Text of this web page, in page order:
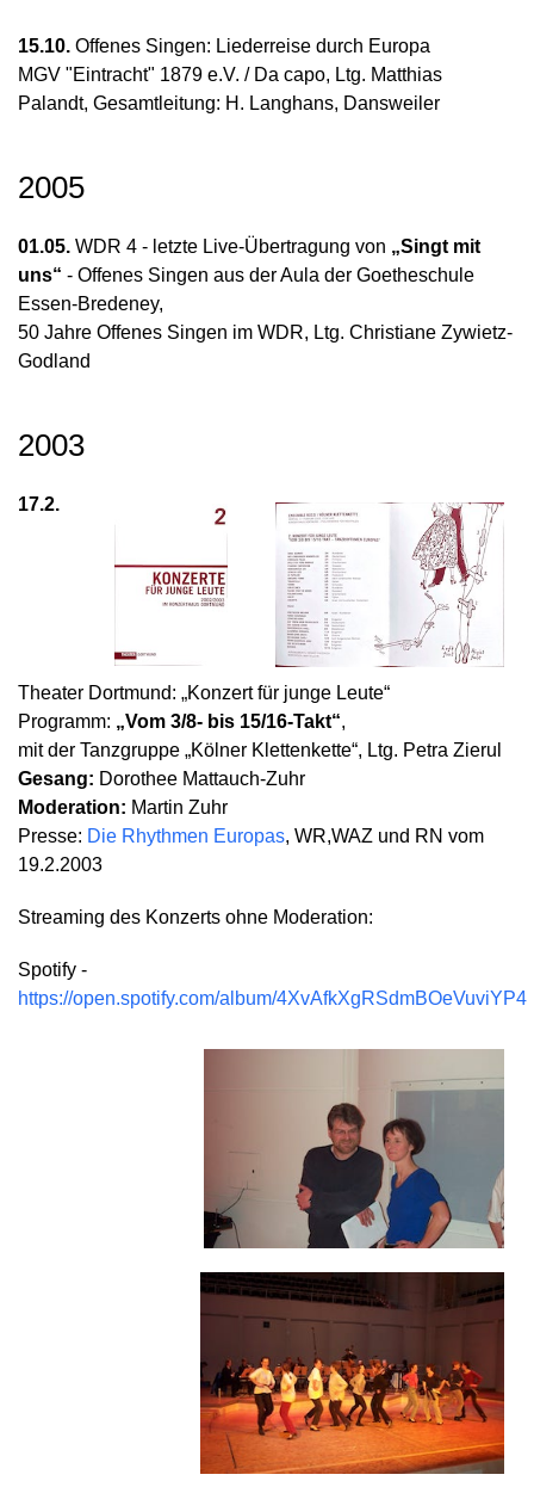
15.10. Offenes Singen: Liederreise durch Europa
MGV "Eintracht" 1879 e.V. / Da capo, Ltg. Matthias
Palandt, Gesamtleitung: H. Langhans, Dansweiler
2005
01.05. WDR 4 - letzte Live-Übertragung von „Singt mit
uns“ - Offenes Singen aus der Aula der Goetheschule
Essen-Bredeney,
50 Jahre Offenes Singen im WDR, Ltg. Christiane Zywietz-
Godland
2003
17.2.
Theater Dortmund: „Konzert für junge Leute“
Programm: „Vom 3/8- bis 15/16-Takt“,
mit der Tanzgruppe „Kölner Klettenkette“, Ltg. Petra Zierul
Gesang: Dorothee Mattauch-Zuhr
Moderation: Martin Zuhr
Presse: Die Rhythmen Europas, WR,WAZ und RN vom
19.2.2003
Streaming des Konzerts ohne Moderation:
Spotify -
https://open.spotify.com/album/4XvAfkXgRSdmBOeVuviYP4